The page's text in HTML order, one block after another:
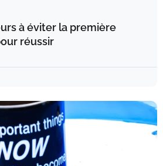
à éviter la première
réussir